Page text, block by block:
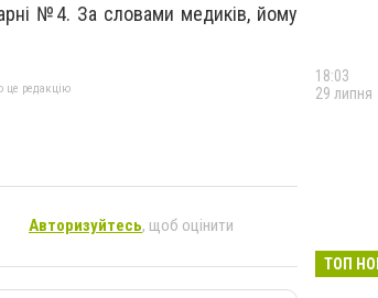
№4. За словами медиків, йому
це редакцію
Авторизуйтесь, щоб оцінити
18:03
29 липня
ТОП